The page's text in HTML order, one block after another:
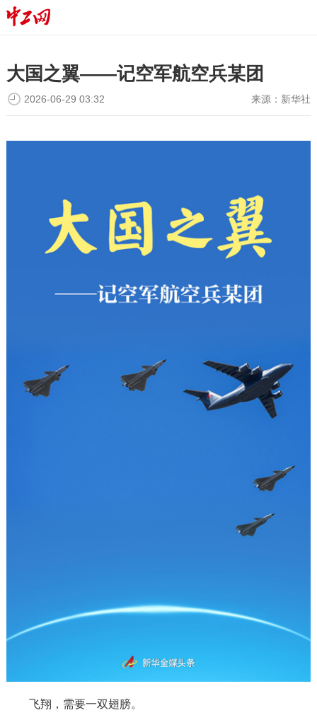
大国之翼——记空军航空兵某团
来源： 新华社
2026-06-29 03:32
飞翔，需要一双翅膀。